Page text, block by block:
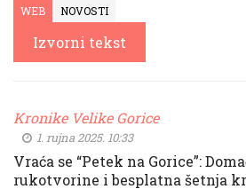
WEB NOVOSTI
Izvorni tekst
Kronike Velike Gorice
1. rujna 2025. 10:33
Vraća se “Petek na Gorice”:
rukotvorine i besplatna šetnja